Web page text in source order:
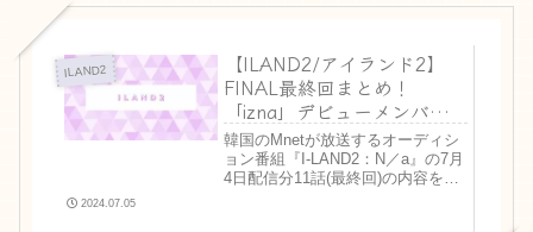
ILAND2
【ILAND2/アイランド2】
FINAL最終回まとめ！
「izna」デビューメンバー
は何人？
韓国のMnetが放送するオーディシ
ョン番組『I-LAND2：N／a』の7月
4日配信分11話(最終回)の内容を紹
2024.07.05